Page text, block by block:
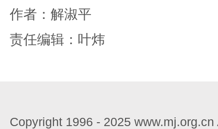
作者：解淑平
责任编辑：叶炜
Copyright 1996 - 2025